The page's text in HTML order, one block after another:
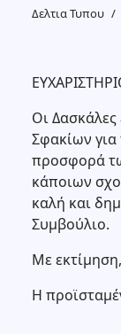
Δελτια Τυπου
Οι
Σφακίων για
προσφορά
κάποιων
καλή και
Συμβούλιο.
Με εκτίμηση,
Η